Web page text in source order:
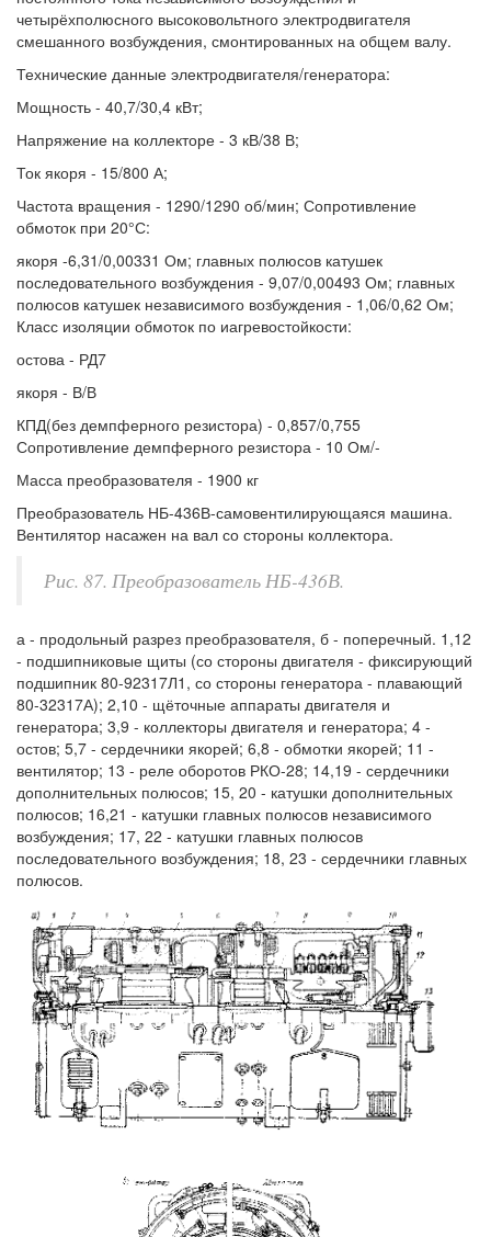
четырёхполюсного высоковольтного электродвигателя
смешанного возбуждения, смонтированных на общем валу.
Технические данные электродвигателя/генератора:
Мощность - 40,7/30,4 кВт;
Напряжение на коллекторе - 3 кВ/38 В;
Ток якоря - 15/800 А;
Частота вращения - 1290/1290 об/мин; Сопротивление
обмоток при 20°С:
якоря -6,31/0,00331 Ом; главных полюсов катушек
последовательного возбуждения - 9,07/0,00493 Ом; главных
полюсов катушек независимого возбуждения - 1,06/0,62 Ом;
Класс изоляции обмоток по иагревостойкости:
остова - РД7
якоря - В/В
КПД(без демпферного резистора) - 0,857/0,755
Сопротивление демпферного резистора - 10 Ом/-
Масса преобразователя - 1900 кг
Преобразователь НБ-436В-самовентилирующаяся машина.
Вентилятор насажен на вал со стороны коллектора.
Рис. 87. Преобразователь НБ-436В.
а - продольный разрез преобразователя, б - поперечный. 1,12
- подшипниковые щиты (со стороны двигателя - фиксирующий
подшипник 80-92317Л1, со стороны генератора - плавающий
80-32317А); 2,10 - щёточные аппараты двигателя и
генератора; 3,9 - коллекторы двигателя и генератора; 4 -
остов; 5,7 - сердечники якорей; 6,8 - обмотки якорей; 11 -
вентилятор; 13 - реле оборотов РКО-28; 14,19 - сердечники
дополнительных полюсов; 15, 20 - катушки дополнительных
полюсов; 16,21 - катушки главных полюсов независимого
возбуждения; 17, 22 - катушки главных полюсов
последовательного возбуждения; 18, 23 - сердечники главных
полюсов.